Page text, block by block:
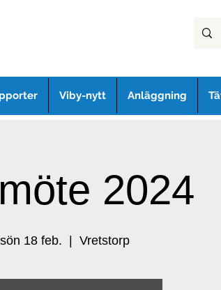
Viby-nytt Anläggning
2024
sön 18 feb. Vretstorp